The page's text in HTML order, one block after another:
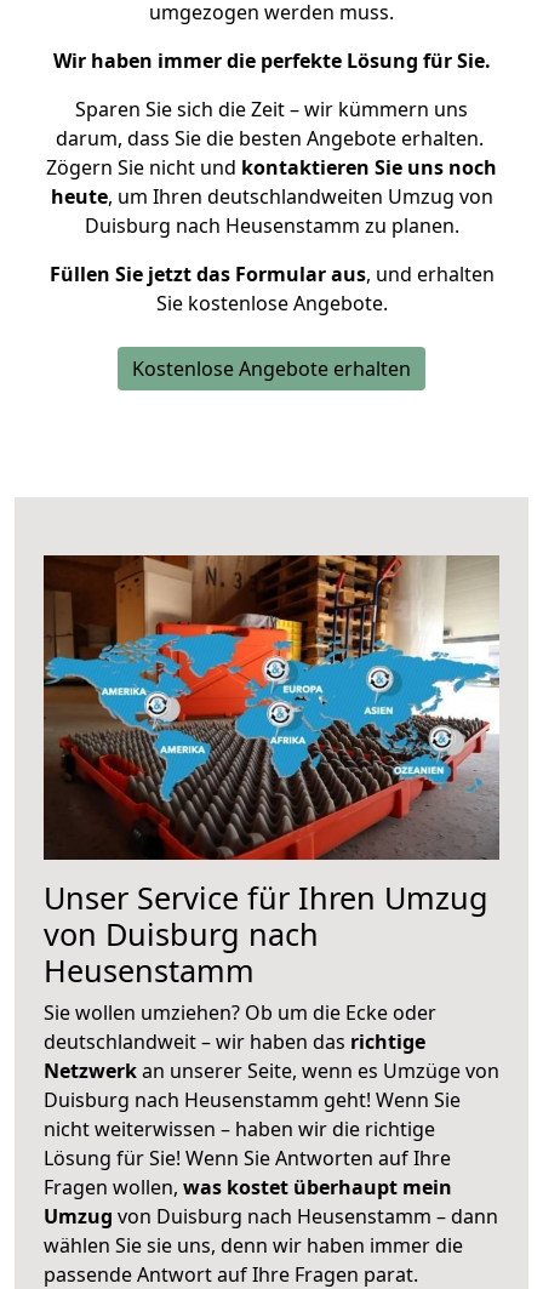
umgezogen werden muss.
Wir haben immer die perfekte Lösung für Sie.
Sparen Sie sich die Zeit – wir kümmern uns
darum, dass Sie die besten Angebote erhalten.
Zögern Sie nicht und kontaktieren Sie uns noch
heute, um Ihren deutschlandweiten Umzug von
Duisburg nach Heusenstamm zu planen.
Füllen Sie jetzt das Formular aus, und erhalten
Sie kostenlose Angebote.
Kostenlose Angebote erhalten
Unser Service für Ihren Umzug
von Duisburg nach
Heusenstamm
Sie wollen umziehen? Ob um die Ecke oder
deutschlandweit – wir haben das richtige
Netzwerkan unserer Seite, wenn es Umzüge von
Duisburg nach Heusenstamm geht! Wenn Sie
nicht weiterwissen – haben wir die richtige
Lösung für Sie! Wenn Sie Antworten auf Ihre
Fragen wollen, was kostet überhaupt mein
Umzug von Duisburg nach Heusenstamm – dann
wählen Sie sie uns, denn wir haben immer die
passende Antwort auf Ihre Fragen parat.